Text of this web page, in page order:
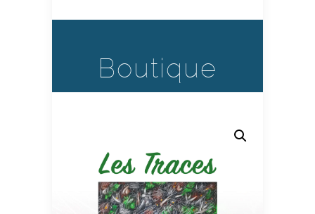
Boutique